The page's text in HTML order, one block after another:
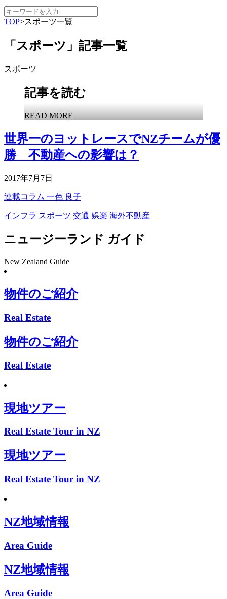
TOP>スポーツ一覧
「スポーツ」記事一覧
スポーツ
記事を読む
READ MORE
世界一のヨットレースでNZチームが優
勝 不動産への影響は？
2017年7月7日
連載コラム 一色 良子
インフラ スポーツ 交通 娯楽 海外不動産
ニュージーランド ガイド
New Zealand Guide
物件のご紹介
Real Estate
物件のご紹介
Real Estate
現地ツアー
Real Estate Tour in NZ
現地ツアー
Real Estate Tour in NZ
NZ地域情報
Area Guide
NZ地域情報
Area Guide